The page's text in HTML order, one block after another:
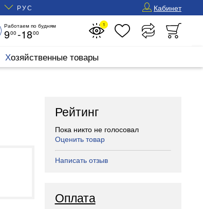
РУС Кабинет
Работаем по будням
900 -1800
1
Хозяйственные товары
Рейтинг
Пока никто не голосовал
Оценить товар
Написать отзыв
Оплата